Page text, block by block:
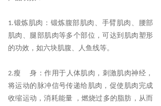
1.锻炼肌肉 ： 锻炼腹部肌肉 手臂肌肉
腰部
肌肉
腿部肌肉等多个部位，可达到 肌肉塑形
的功效 ， 如六块肌腹 人鱼线等。
2.瘦 身 ：作用于人体肌肉，刺激肌肉神经，
将运动的脉冲信号传递给肌肉，促使肌肉完成
收缩运动，消耗能量
，燃烧过多的脂肪，从而